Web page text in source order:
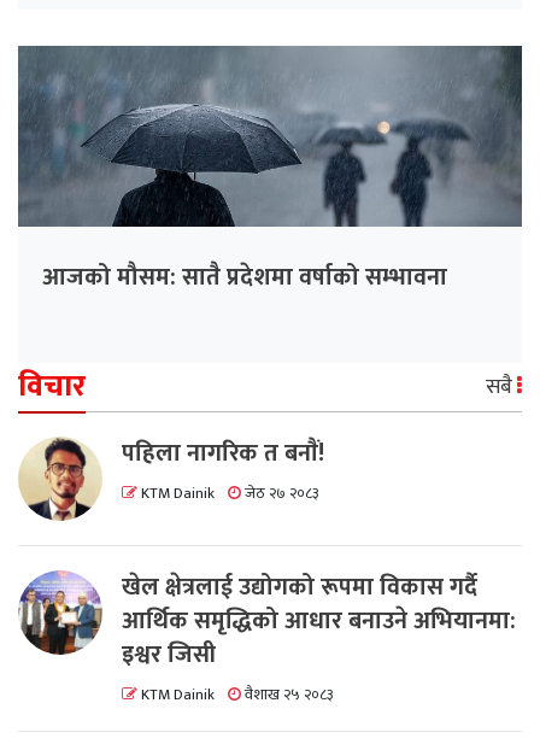
आजको मौसम: सातै प्रदेशमा वर्षाको सम्भावना
विचार सबै
पहिला नागरिक त बनाैं!
KTM Dainik जेठ २७ २०८३
खेल क्षेत्रलाई उद्योगको रूपमा विकास गर्दै
आर्थिक समृद्धिको आधार बनाउने अभियानमा:
इश्वर जिसी
KTM Dainik वैशाख २५ २०८३